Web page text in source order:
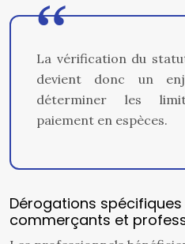
La vérification du
devient donc un
déterminer les
paiement en espèces.
Dérogations
commerçants et